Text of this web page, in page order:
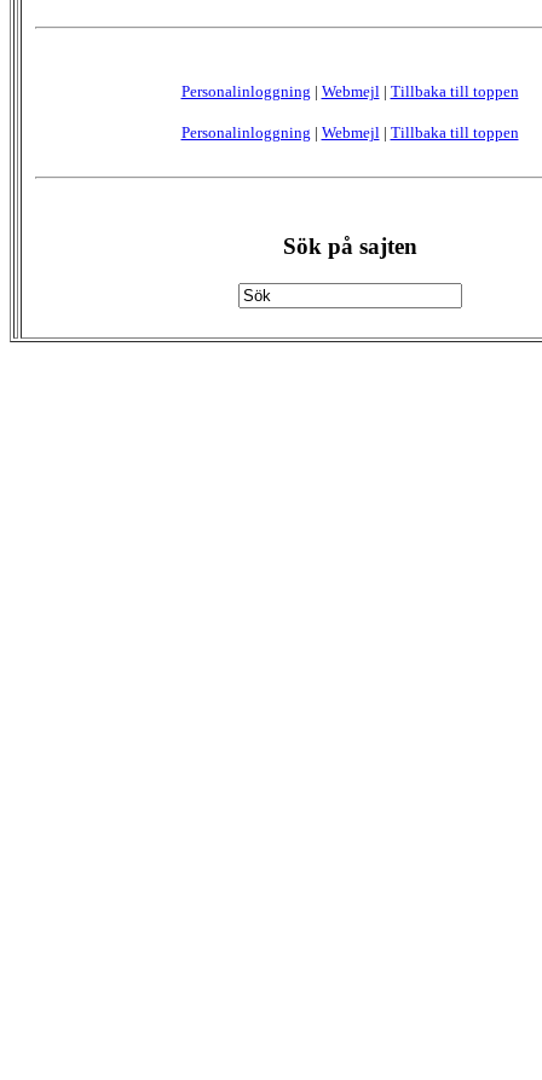
Personalinloggning | Webmejl| Tillbaka till toppen
Personalinloggning | Webmejl| Tillbaka till toppen
Sök på sajten